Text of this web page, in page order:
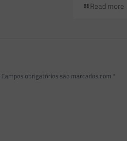
Read more
Campos obrigatórios são marcados com *